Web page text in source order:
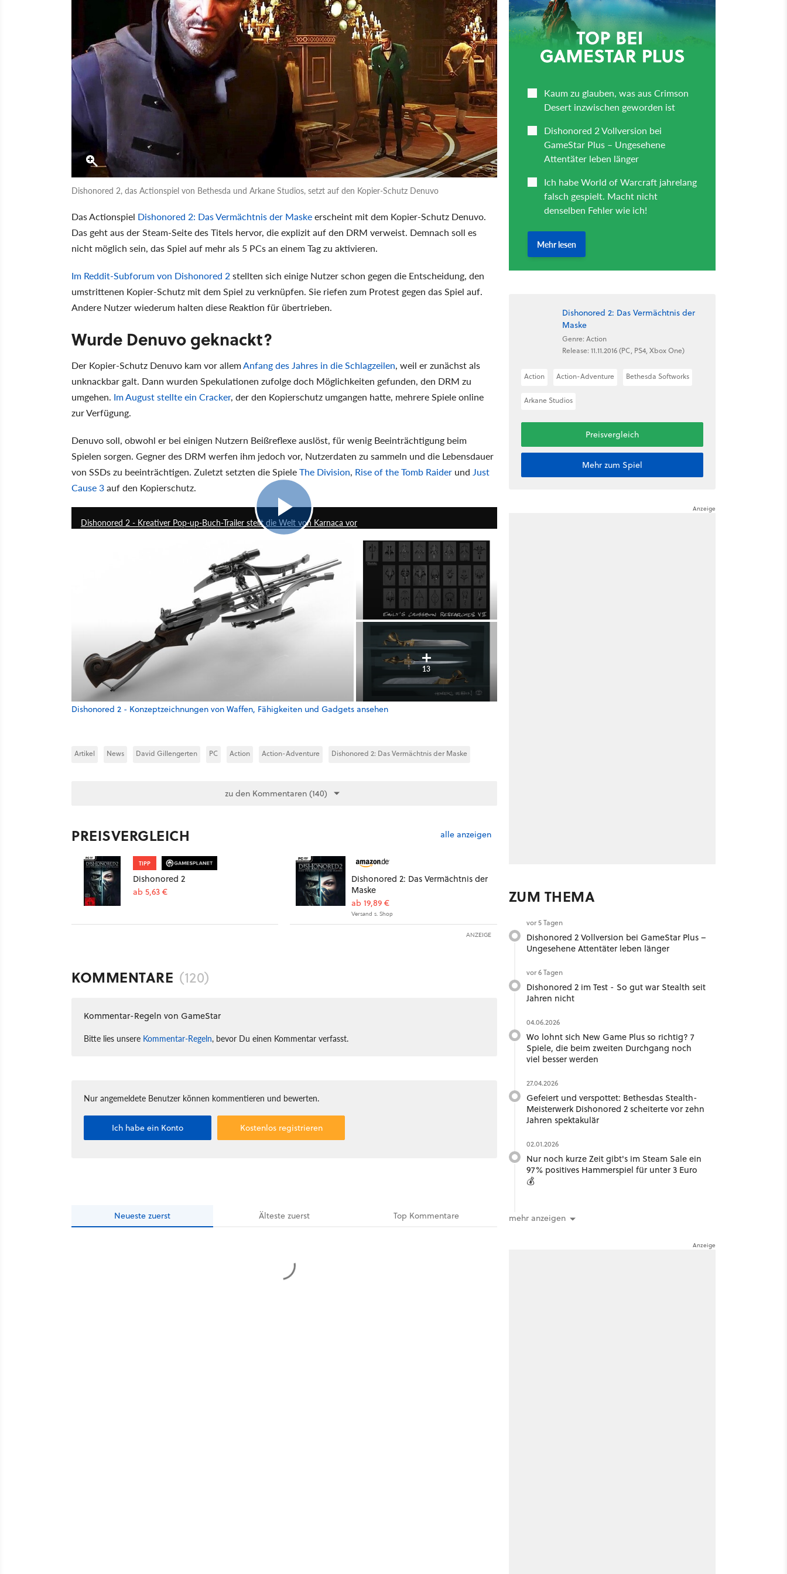
Dishonored 2, das Actionspiel von Bethesda und Arkane Studios, setzt auf den Kopier-Schutz Denuvo
Das Actionspiel Dishonored 2: Das Vermächtnis der Maskeerscheint mit dem Kopier-Schutz Denuvo.
Das geht aus der Steam-Seite des Titels hervor, die explizit auf den DRM verweist. Demnach soll es
nicht möglich sein, das Spiel auf mehr als 5 PCs an einem Tag zu aktivieren.
Im Reddit-Subforum von Dishonored 2stellten sich einige Nutzer schon gegen die Entscheidung, den
umstrittenen Kopier-Schutz mit dem Spiel zu verknüpfen. Sie riefen zum Protest gegen das Spiel auf.
Andere Nutzer wiederum halten diese Reaktion für übertrieben.
Wurde Denuvo geknackt?
Der Kopier-Schutz Denuvo kam vor allemAnfang des Jahres in die Schlagzeilen, weil er zunächst als
unknackbar galt. Dann wurden Spekulationen zufolge doch Möglichkeiten gefunden, den DRM zu
umgehen. Im August stellte ein Cracker, der den Kopierschutz umgangen hatte, mehrere Spiele online
zur Verfügung.
Denuvo soll, obwohl er bei einigen Nutzern Beißreflexe auslöst, für wenig Beeinträchtigung beim
Spielen sorgen. Gegner des DRM werfen ihm jedoch vor, Nutzerdaten zu sammeln und die Lebensdauer
von SSDs zu beeinträchtigen. Zuletzt setzten die SpieleThe Division, Rise of the Tomb Raider und Just
Cause 3auf den Kopierschutz.
Dishonored 2 - Kreativer Pop-up-Buch-Trailer stellt die Welt von Karnaca vor
13
Dishonored 2 - Konzeptzeichnungen von Waffen, Fähigkeiten und Gadgets ansehen
Artikel News David Gillengerten PC Action Action-Adventure Dishonored 2: Das Vermächtnis der Maske
zu den Kommentaren (140)
PREISVERGLEICH alle anzeigen
TIPP
Dishonored 2
ab 5,63 €
Dishonored 2: Das Vermächtnis der
Maske
ab 19,89 €
Versand s. Shop
ANZEIGE
KOMMENTARE (120)
Kommentar-Regeln von GameStar
Bitte lies unsere Kommentar-Regeln, bevor Du einen Kommentar verfasst.
Nur angemeldete Benutzer können kommentieren und bewerten.
Ich habe ein Konto Kostenlos registrieren
Neueste zuerst Ältestezuerst Top Kommentare
Dishonored 2: Das Vermächtnis der
Maske
Genre: Action
Release: 11.11.2016 (PC, PS4, Xbox One)
Action Action-Adventure Bethesda Softworks
Arkane Studios
Preisvergleich
Mehr zum Spiel
ZUM THEMA
vor 5 Tagen
Dishonored 2 Vollversion bei GameStar Plus –
Ungesehene Attentäter leben länger
vor 6 Tagen
Dishonored 2 im Test - So gut war Stealth seit
Jahren nicht
04.06.2026
Wo lohnt sich New Game Plus so richtig? 7
Spiele, die beim zweiten Durchgang noch
viel besser werden
27.04.2026
Gefeiert und verspottet: Bethesdas Stealth-
Meisterwerk Dishonored 2 scheiterte vor zehn
Jahren spektakulär
02.01.2026
Nur noch kurze Zeit gibt's im Steam Sale ein
97% positives Hammerspiel für unter 3 Euro
💰
mehr anzeigen